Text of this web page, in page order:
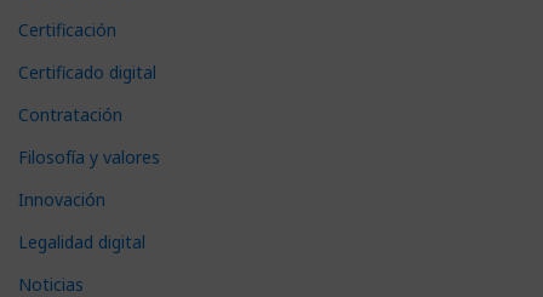
Certificación
Certificado digital
Contratación
Filosofía y valores
Innovación
Legalidad digital
Noticias